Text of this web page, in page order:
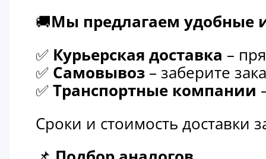
🚚Мы предлагаем удобные
✅ Курьерская доставка –
✅ Самовывоз – заберите
✅ Транспортные компании
Сроки и стоимость доставки